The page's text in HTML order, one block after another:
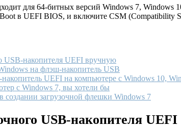
для 64-битных версий Windows 7, Windows
в UEFI BIOS, и включите CSM (Compatibility
USB-накопителя UEFI вручную
на флэш-накопитель USB
UEFI на компьютере с Windows 10,
с Windows 7, вы хотели бы
создании загрузочной флешки Windows 7
USB-накопителя